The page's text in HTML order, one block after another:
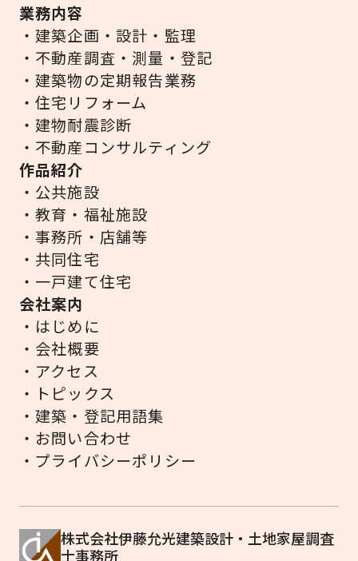
業務内容
・建築企画・設計・監理
・不動産調査・測量・登記
・建築物の定期報告業務
・住宅リフォーム
・建物耐震診断
・不動産コンサルティング
作品紹介
・公共施設
・教育・福祉施設
・事務所・店舗等
・共同住宅
・一戸建て住宅
会社案内
・はじめに
・会社概要
・アクセス
・トピックス
・建築・登記用語集
・お問い合わせ
・プライバシーポリシー
株式会社伊藤允光建築設計・土地家屋調査
士事務所